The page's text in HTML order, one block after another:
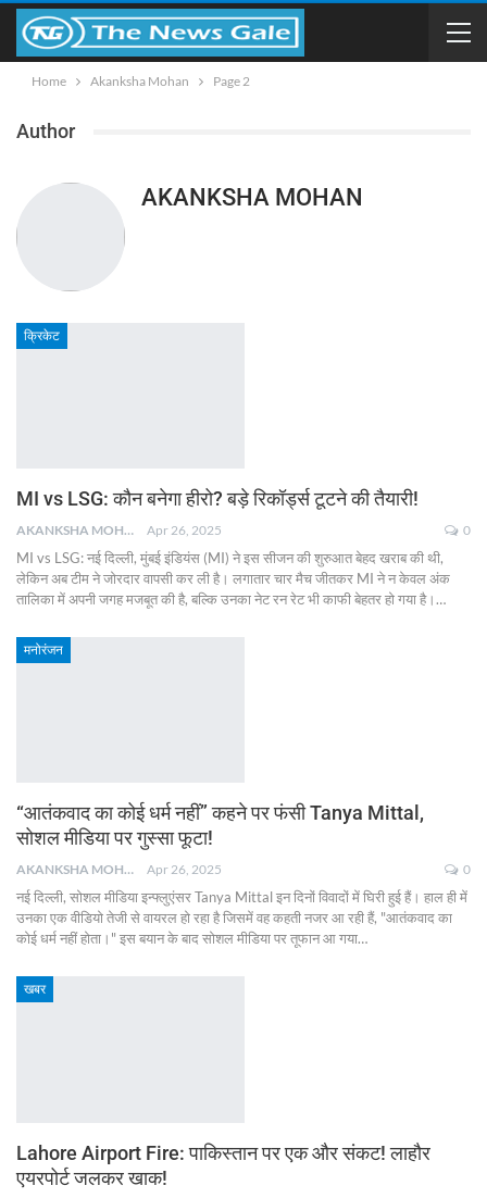
Home Akanksha Mohan Page 2
Author
AKANKSHA MOHAN
क्रिकेट
MI vs LSG: कौन बनेगा हीरो? बड़े रिकॉर्ड्स टूटने की तैयारी!
AKANKSHA MOHAN Apr 26, 2025 0
MI vs LSG: नई दिल्ली, मुंबई इंडियंस (MI) ने इस सीजन की शुरुआत बेहद खराब की थी,
लेकिन अब टीम ने जोरदार वापसी कर ली है। लगातार चार मैच जीतकर MI ने न केवल अंक
तालिका में अपनी जगह मजबूत की है, बल्कि उनका नेट रन रेट भी काफी बेहतर हो गया है।…
मनोरंजन
“आतंकवाद का कोई धर्म नहीं” कहने पर फंसी Tanya Mittal,
सोशल मीडिया पर गुस्सा फूटा!
AKANKSHA MOHAN Apr 26, 2025 0
नई दिल्ली, सोशल मीडिया इन्फ्लुएंसर Tanya Mittal इन दिनों विवादों में घिरी हुई हैं। हाल ही में
उनका एक वीडियो तेजी से वायरल हो रहा है जिसमें वह कहती नजर आ रही हैं, "आतंकवाद का
कोई धर्म नहीं होता।" इस बयान के बाद सोशल मीडिया पर तूफान आ गया…
खबर
Lahore Airport Fire: पाकिस्तान पर एक और संकट! लाहौर
एयरपोर्ट जलकर खाक!